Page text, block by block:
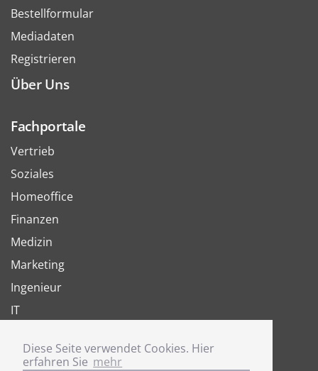
Diese Seite verwendet Cookies. Hier
erfahren Sie mehr
Bestellformular
Mediadaten
Registrieren
Über Uns
Fachportale
Vertrieb
Soziales
Homeoffice
Finanzen
Medizin
Marketing
Ingenieur
IT
Joboter